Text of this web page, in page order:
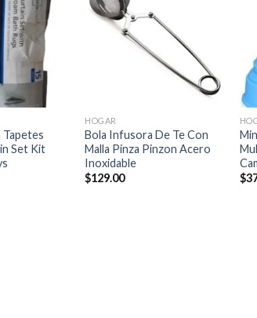
Añadir
a la
lista de
deseos
Tapetes
Set Kit
deseos
HOGAR
Bola Infusora De Te Con
Malla Pinza Pinzon Acero
Inoxidable
$129.00
$